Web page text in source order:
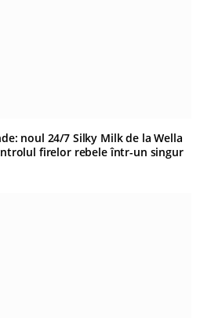
noul 24/7 Silky Milk de la Wella
firelor rebele într-un singur